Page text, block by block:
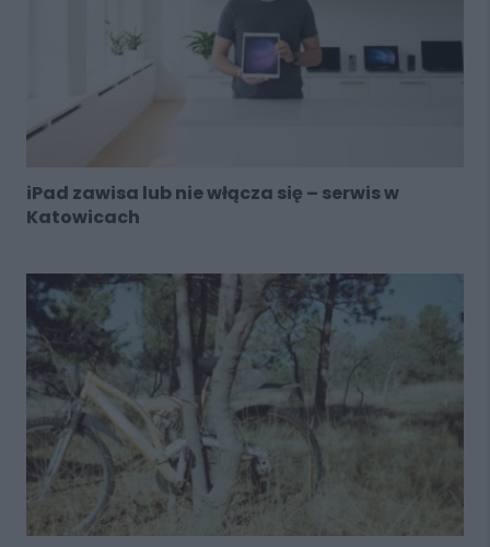
iPad zawisa lub nie włącza się – serwis w
Katowicach